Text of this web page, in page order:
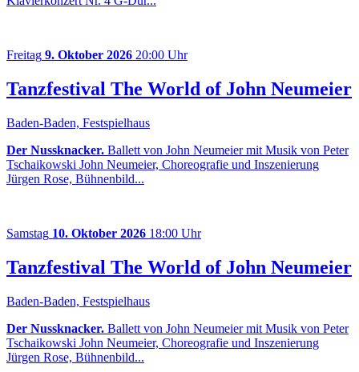
Freitag 9. Oktober 2026 20:00 Uhr
Tanzfestival The World of John Neumeier
Baden-Baden, Festspielhaus
Der Nussknacker. Ballett von John Neumeier mit Musik von Peter
Tschaikowski John Neumeier, Choreografie und Inszenierung
Jürgen Rose, Bühnenbild...
Samstag 10. Oktober 2026 18:00 Uhr
Tanzfestival The World of John Neumeier
Baden-Baden, Festspielhaus
Der Nussknacker. Ballett von John Neumeier mit Musik von Peter
Tschaikowski John Neumeier, Choreografie und Inszenierung
Jürgen Rose, Bühnenbild...